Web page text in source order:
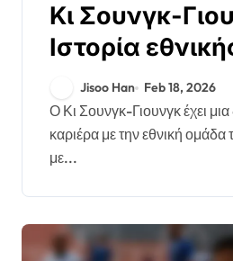
Κι Σουνγκ-
Ιστορία
συμμετοχές σε
Παγκόσμιο
συνεισφορές
Κύπελλο Ασίας
Jisoo Han Feb 18, 2026
Ο Κι Σουνγκ-Γιουνγκ έχει μια διακεκριμένη
καριέρα με την εθνική
με...